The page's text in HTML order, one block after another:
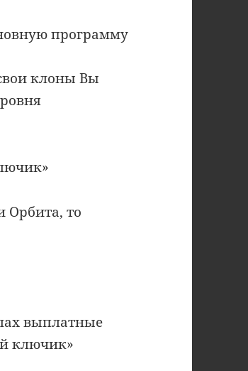
программу
клоны Вы
Орбита, то
выплатные
ключик»